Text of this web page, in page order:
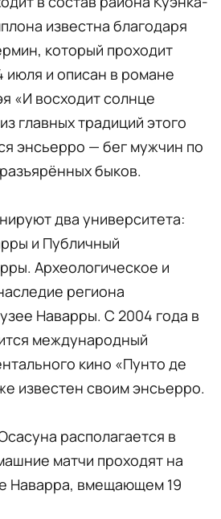
известна благодаря
который проходит
июля и описан в романе
«И восходит солнце
главных традиций этого
энсьерро — бег мужчин по
быков.
два университета:
и Публичный
Археологическое и
региона
Наварры. С 2004 года в
международный
кино «Пунто де
известен своим энсьерро.
располагается в
матчи проходят на
Наварра, вмещающем 19